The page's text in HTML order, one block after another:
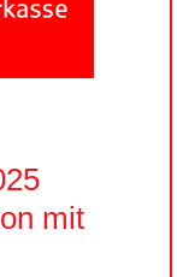
mit